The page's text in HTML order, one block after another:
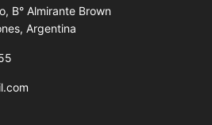
B° Almirante Brown
Argentina